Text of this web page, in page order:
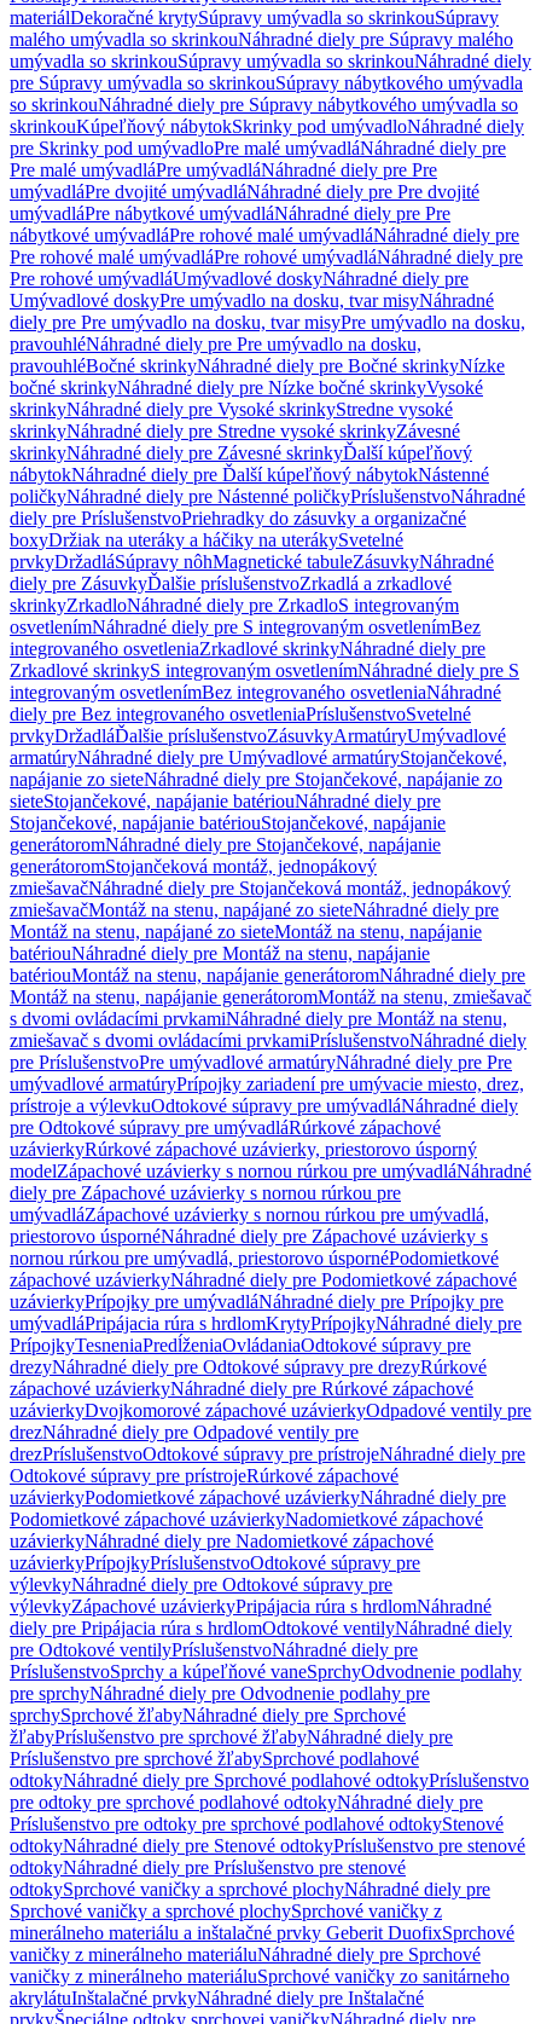
materiálDekoračné krytySúpravy umývadla so skrinkouSúpravy
malého umývadla so skrinkouNáhradné diely pre Súpravy malého
umývadla so skrinkouSúpravy umývadla so skrinkouNáhradné diely
pre Súpravy umývadla so skrinkouSúpravy nábytkového umývadla
so skrinkouNáhradné diely pre Súpravy nábytkového umývadla so
skrinkouKúpeľňový nábytokSkrinky pod umývadloNáhradné diely
pre Skrinky pod umývadloPre malé umývadláNáhradné diely pre
Pre malé umývadláPre umývadláNáhradné diely pre Pre
umývadláPre dvojité umývadláNáhradné diely pre Pre dvojité
umývadláPre nábytkové umývadláNáhradné diely pre Pre
nábytkové umývadláPre rohové malé umývadláNáhradné diely pre
Pre rohové malé umývadláPre rohové umývadláNáhradné diely pre
Pre rohové umývadláUmývadlové doskyNáhradné diely pre
Umývadlové doskyPre umývadlo na dosku, tvar misyNáhradné
diely pre Pre umývadlo na dosku, tvar misyPre umývadlo na dosku,
pravouhléNáhradné diely pre Pre umývadlo na dosku,
pravouhléBočné skrinkyNáhradné diely pre Bočné skrinkyNízke
bočné skrinkyNáhradné diely pre Nízke bočné skrinkyVysoké
skrinkyNáhradné diely pre Vysoké skrinkyStredne vysoké
skrinkyNáhradné diely pre Stredne vysoké skrinkyZávesné
skrinkyNáhradné diely pre Závesné skrinkyĎalší kúpeľňový
nábytokNáhradné diely pre Ďalší kúpeľňový nábytokNástenné
poličkyNáhradné diely pre Nástenné poličkyPríslušenstvoNáhradné
diely pre PríslušenstvoPriehradky do zásuvky a organizačné
boxyDržiak na uteráky a háčiky na uterákySvetelné
prvkyDržadláSúpravy nôhMagnetické tabuleZásuvkyNáhradné
diely pre ZásuvkyĎalšie príslušenstvoZrkadlá a zrkadlové
skrinkyZrkadloNáhradné diely pre ZrkadloS integrovaným
osvetlenímNáhradné diely pre S integrovaným osvetlenímBez
integrovaného osvetleniaZrkadlové skrinkyNáhradné diely pre
Zrkadlové skrinkyS integrovaným osvetlenímNáhradné diely pre S
integrovaným osvetlenímBez integrovaného osvetleniaNáhradné
diely pre Bez integrovaného osvetleniaPríslušenstvoSvetelné
prvkyDržadláĎalšie príslušenstvoZásuvkyArmatúryUmývadlové
armatúryNáhradné diely pre Umývadlové armatúryStojančekové,
napájanie zo sieteNáhradné diely pre Stojančekové, napájanie zo
sieteStojančekové, napájanie batériouNáhradné diely pre
Stojančekové, napájanie batériouStojančekové, napájanie
generátoromNáhradné diely pre Stojančekové, napájanie
generátoromStojančeková montáž, jednopákový
zmiešavačNáhradné diely pre Stojančeková montáž, jednopákový
zmiešavačMontáž na stenu, napájané zo sieteNáhradné diely pre
Montáž na stenu, napájané zo sieteMontáž na stenu, napájanie
batériouNáhradné diely pre Montáž na stenu, napájanie
batériouMontáž na stenu, napájanie generátoromNáhradné diely pre
Montáž na stenu, napájanie generátoromMontáž na stenu, zmiešavač
s dvomi ovládacími prvkamiNáhradné diely pre Montáž na stenu,
zmiešavač s dvomi ovládacími prvkamiPríslušenstvoNáhradné diely
pre PríslušenstvoPre umývadlové armatúryNáhradné diely pre Pre
umývadlové armatúryPrípojky zariadení pre umývacie miesto, drez,
prístroje a výlevkuOdtokové súpravy pre umývadláNáhradné diely
pre Odtokové súpravy pre umývadláRúrkové zápachové
uzávierkyRúrkové zápachové uzávierky, priestorovo úsporný
modelZápachové uzávierky s nornou rúrkou pre umývadláNáhradné
diely pre Zápachové uzávierky s nornou rúrkou pre
umývadláZápachové uzávierky s nornou rúrkou pre umývadlá,
priestorovo úspornéNáhradné diely pre Zápachové uzávierky s
nornou rúrkou pre umývadlá, priestorovo úspornéPodomietkové
zápachové uzávierkyNáhradné diely pre Podomietkové zápachové
uzávierkyPrípojky pre umývadláNáhradné diely pre Prípojky pre
umývadláPripájacia rúra s hrdlomKrytyPrípojkyNáhradné diely pre
PrípojkyTesneniaPredĺženiaOvládaniaOdtokové súpravy pre
drezyNáhradné diely pre Odtokové súpravy pre drezyRúrkové
zápachové uzávierkyNáhradné diely pre Rúrkové zápachové
uzávierkyDvojkomorové zápachové uzávierkyOdpadové ventily pre
drezNáhradné diely pre Odpadové ventily pre
drezPríslušenstvoOdtokové súpravy pre prístrojeNáhradné diely pre
Odtokové súpravy pre prístrojeRúrkové zápachové
uzávierkyPodomietkové zápachové uzávierkyNáhradné diely pre
Podomietkové zápachové uzávierkyNadomietkové zápachové
uzávierkyNáhradné diely pre Nadomietkové zápachové
uzávierkyPrípojkyPríslušenstvoOdtokové súpravy pre
výlevkyNáhradné diely pre Odtokové súpravy pre
výlevkyZápachové uzávierkyPripájacia rúra s hrdlomNáhradné
diely pre Pripájacia rúra s hrdlomOdtokové ventilyNáhradné diely
pre Odtokové ventilyPríslušenstvoNáhradné diely pre
PríslušenstvoSprchy a kúpeľňové vaneSprchyOdvodnenie podlahy
pre sprchyNáhradné diely pre Odvodnenie podlahy pre
sprchySprchové žľabyNáhradné diely pre Sprchové
žľabyPríslušenstvo pre sprchové žľabyNáhradné diely pre
Príslušenstvo pre sprchové žľabySprchové podlahové
odtokyNáhradné diely pre Sprchové podlahové odtokyPríslušenstvo
pre odtoky pre sprchové podlahové odtokyNáhradné diely pre
Príslušenstvo pre odtoky pre sprchové podlahové odtokyStenové
odtokyNáhradné diely pre Stenové odtokyPríslušenstvo pre stenové
odtokyNáhradné diely pre Príslušenstvo pre stenové
odtokySprchové vaničky a sprchové plochyNáhradné diely pre
Sprchové vaničky a sprchové plochySprchové vaničky z
minerálneho materiálu a inštalačné prvky Geberit DuofixSprchové
vaničky z minerálneho materiáluNáhradné diely pre Sprchové
vaničky z minerálneho materiáluSprchové vaničky zo sanitárneho
akrylátuInštalačné prvkyNáhradné diely pre Inštalačné
prvkyŠpeciálne odtoky sprchovej vaničkyNáhradné diely pre